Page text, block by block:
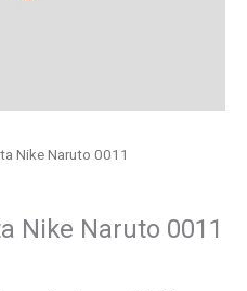
Nike Naruto 0011
Nike Naruto 0011